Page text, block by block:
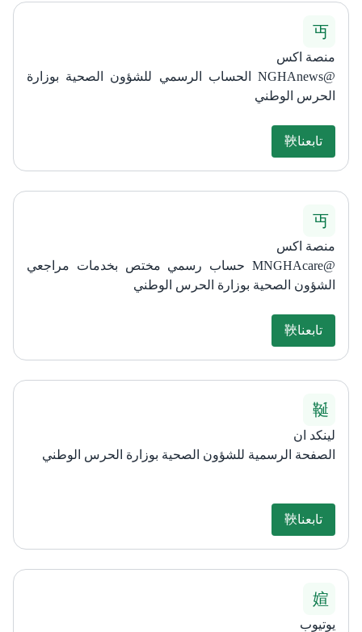
منصة اكس
@NGHAnews الحساب الرسمي للشؤون الصحية بوزارة
الحرس الوطني
تابعنا
منصة اكس
@MNGHAcare حساب رسمي مختص بخدمات مراجعي
الشؤون الصحية بوزارة الحرس الوطني
تابعنا
لينكد ان
الصفحة الرسمية للشؤون الصحية بوزارة الحرس الوطني
تابعنا
يوتيوب